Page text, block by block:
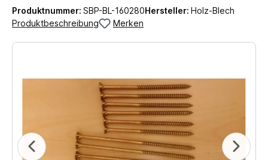
Produktnummer: SBP-BL-160280Hersteller: Holz-Blech
Produktbeschreibung
Merken